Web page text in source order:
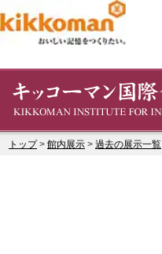
トップ> 館内展示 > 過去の展示一覧